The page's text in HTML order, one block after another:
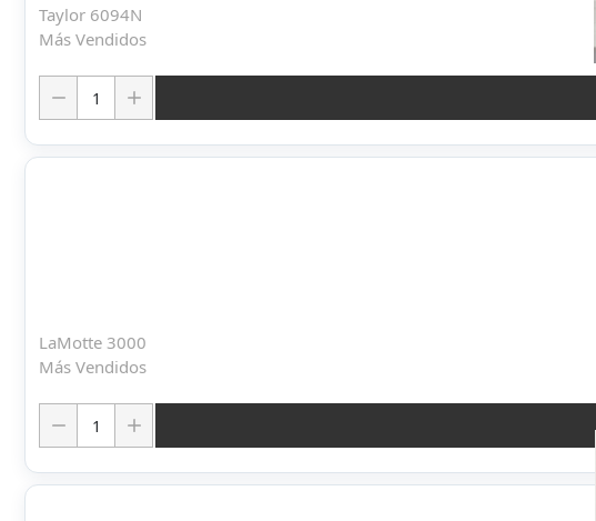
Taylor 6094N
Más Vendidos
LaMotte 3000
Más Vendidos